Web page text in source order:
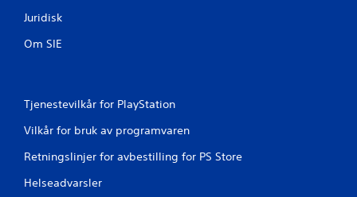
Juridisk
Om SIE
Tjenestevilkår for PlayStation
Vilkår for bruk av programvaren
Retningslinjer for avbestilling for PS Store
Helseadvarsler